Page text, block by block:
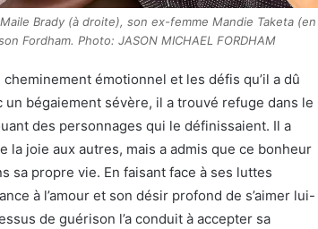
Brady (à droite), son ex-femme Mandie Taketa (en
Fordham. Photo: JASON MICHAEL FORDHAM
émotionnel et les défis qu’il a dû
un bégaiement sévère, il a trouvé refuge dans le
des personnages qui le définissaient. Il a
la joie aux autres, mais a admis que ce bonheur
sa propre vie. En faisant face à ses luttes
à l’amour et son désir profond de s’aimer lui-
de guérison l’a conduit à accepter sa